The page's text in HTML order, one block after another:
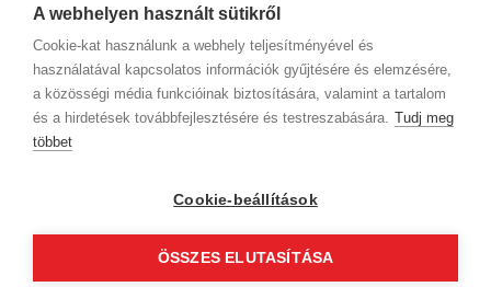
A webhelyen használt sütikről
Cookie-kat használunk a webhely teljesítményével és
használatával kapcsolatos információk gyűjtésére és elemzésére,
a közösségi média funkcióinak biztosítására, valamint a tartalom
és a hirdetések továbbfejlesztésére és testreszabására. Tudj meg
többet
Cookie-beállítások
ÖSSZES ELUTASÍTÁSA
Ak chcete zobraziť termíny pre
online rezerváciu, vyberte
špecializáciu a službu.
Sledujte nás!